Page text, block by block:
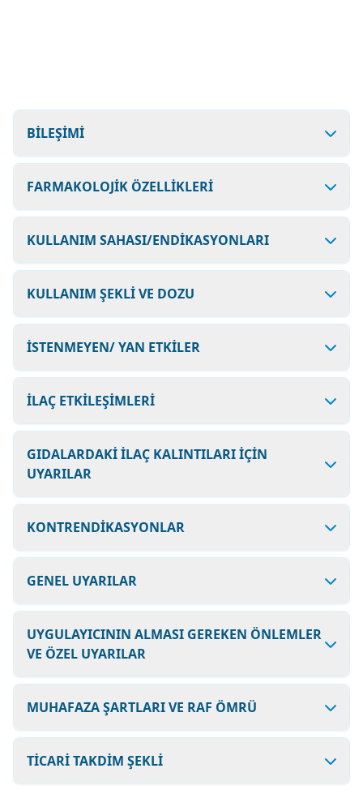
BİLEŞİMİ
FARMAKOLOJİK ÖZELLİKLERİ
KULLANIM SAHASI/ENDİKASYONLARI
KULLANIM ŞEKLİ VE DOZU
İSTENMEYEN/ YAN ETKİLER
İLAÇ ETKİLEŞİMLERİ
GIDALARDAKİ İLAÇ KALINTILARI İÇİN
UYARILAR
KONTRENDİKASYONLAR
GENEL UYARILAR
UYGULAYICININ ALMASI GEREKEN ÖNLEMLER
VE ÖZEL UYARILAR
MUHAFAZA ŞARTLARI VE RAF ÖMRÜ
TİCARİ TAKDİM ŞEKLİ